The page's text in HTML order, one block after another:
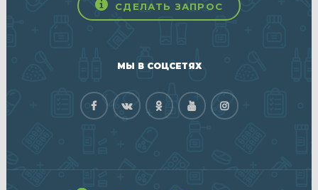
СДЕЛАТЬ ЗАПРОС
МЫ В СОЦСЕТЯХ